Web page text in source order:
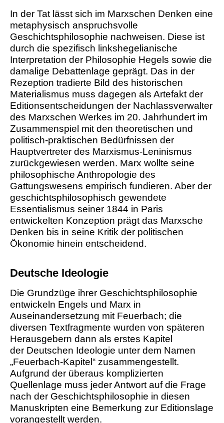
In der Tat lässt sich im Marxschen Denken eine
metaphysisch anspruchsvolle
Geschichtsphilosophie nachweisen. Diese ist
durch die spezifisch linkshegelianische
Interpretation der Philosophie Hegels sowie die
damalige Debattenlage geprägt. Das in der
Rezeption tradierte Bild des historischen
Materialismus muss dagegen als Artefakt der
Editionsentscheidungen der Nachlassverwalter
des Marxschen Werkes im 20. Jahrhundert im
Zusammenspiel mit den theoretischen und
politisch-praktischen Bedürfnissen der
Hauptvertreter des Marxismus-Leninismus
zurückgewiesen werden. Marx wollte seine
philosophische Anthropologie des
Gattungswesens empirisch fundieren. Aber der
geschichtsphilosophisch gewendete
Essentialismus seiner 1844 in Paris
entwickelten Konzeption prägt das Marxsche
Denken bis in seine Kritik der politischen
Ökonomie hinein entscheidend.
Deutsche Ideologie
Die Grundzüge ihrer Geschichtsphilosophie
entwickeln Engels und Marx in
Auseinandersetzung mit Feuerbach; die
diversen Textfragmente wurden von späteren
Herausgebern dann als erstes Kapitel
der Deutschen Ideologie unter dem Namen
„Feuerbach-Kapitel“ zusammengestellt.
Aufgrund der überaus komplizierten
Quellenlage muss jeder Antwort auf die Frage
nach der Geschichtsphilosophie in diesen
Manuskripten eine Bemerkung zur Editionslage
vorangestellt werden.